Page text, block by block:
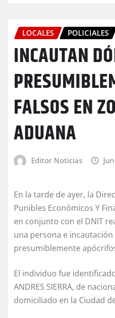
LOCALES POLICIALES
INCAUTAN
FALSOS EN
ADUANA
Editor Noticias
En la tarde de ayer, la
Punibles Económicos Y
en conjunto con el DNIT
una persona e
presumiblemente
El individuo fue
ANDRES SIERRA, de
domiciliado en la Ciudad